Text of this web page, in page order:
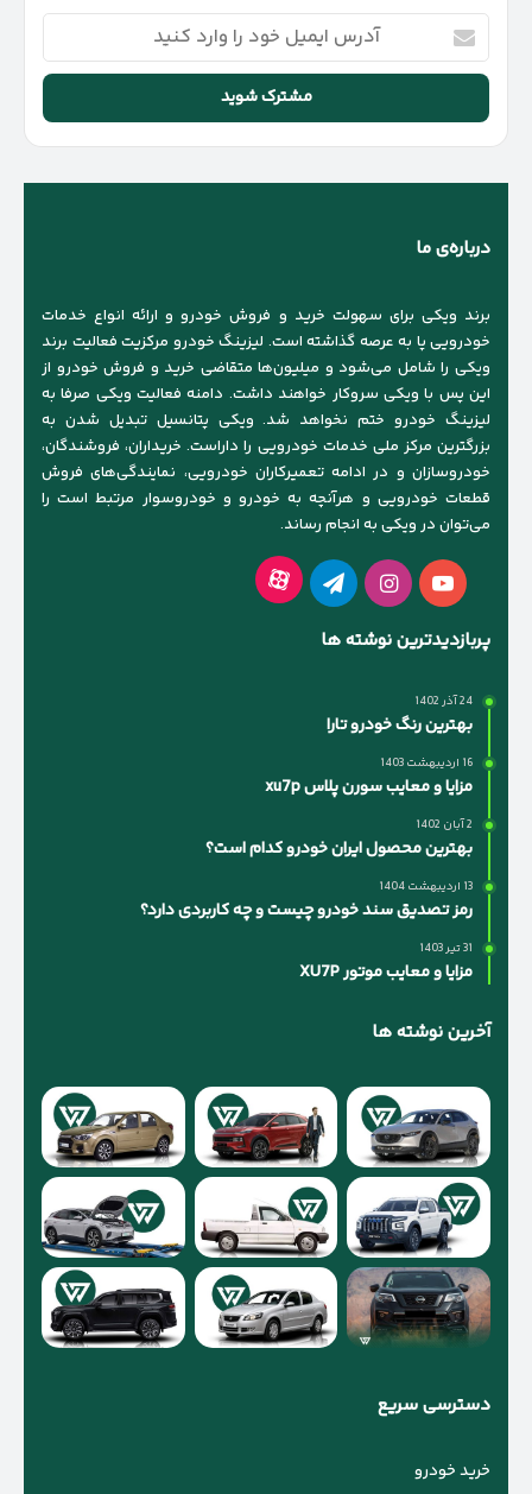
آدرس
ایمیل
خود
وارد
کنید
درباره‌ی ما
برند ویکی برای سهولت خرید و فروش خودرو و ارائه انواع خدمات
خودرویی پا به عرصه گذاشته است. لیزینگ خودرو مرکزیت فعالیت برند
ویکی را شامل می‌شود و میلیون‌ها متقاضی خرید و فروش خودرو از
این پس با ویکی سروکار خواهند داشت. دامنه فعالیت ویکی صرفا به
لیزینگ خودرو ختم نخواهد شد. ویکی پتانسیل تبدیل شدن به
بزرگترین مرکز ملی خدمات خودرویی را داراست. خریداران، فروشندگان،
خودروسازان و در ادامه تعمیرکاران خودرویی، نمایندگی‌های فروش
قطعات خودرویی و هرآنچه به خودرو و خودروسوار مرتبط است را
می‌توان در ویکی به انجام رساند.
یوتیوباینستاگرام
تلگرام آپارات
پربازدیدترین نوشته ها
24 آذر 1402
بهترین رنگ خودرو تارا
16 اردیبهشت 1403
مزایا و معایب سورن پلاس xu7p
2 آبان 1402
بهترین محصول ایران خودرو کدام است؟
13 اردیبهشت 1404
رمز تصدیق سند خودرو چیست و چه کاربردی دارد؟
31 تیر 1403
مزایا و معایب موتور XU7P
آخرین نوشته ها
دسترسی سریع
خرید خودرو